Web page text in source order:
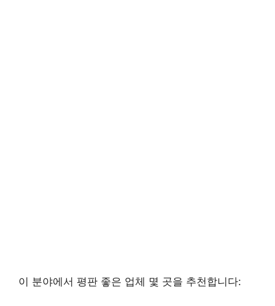
이 분야에서 평판 좋은 업체 몇 곳을 추천합니다: